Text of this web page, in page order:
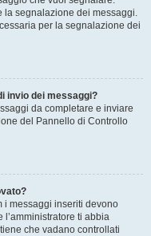
la segnalazione dei messaggi.
per la segnalazione dei
invio dei messaggi?
da completare e inviare
del Pannello di Controllo
i messaggi inseriti devono
ti abbia
che vadano controllati